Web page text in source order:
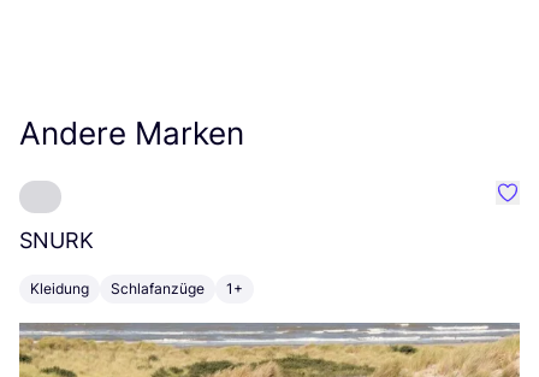
Andere Marken
SNURK
Kleidung Schlafanzüge 1+